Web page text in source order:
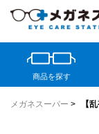
商品を探す
メガネスーパー > 【